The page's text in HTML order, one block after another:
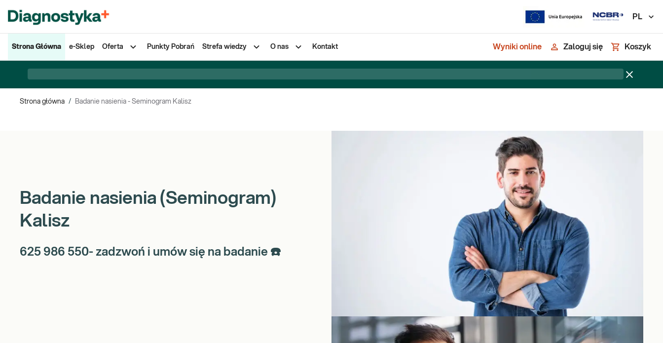
PL
Strona Główna e-Sklep Oferta Punkty Pobrań Strefa wiedzy O nas Kontakt Wyniki online Zaloguj się Koszyk
Strona główna / Badanie nasienia - Seminogram Kalisz
Badanie nasienia (Seminogram)
Kalisz
625 986 550- zadzwoń i umów się na badanie ☎️